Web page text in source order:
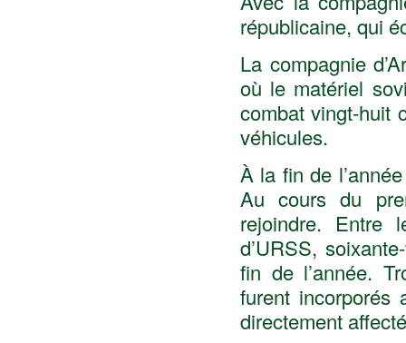
républicaine, qui
La compagnie
où le matériel
combat vingt-huit
véhicules.
À la fin de
Au cours du
rejoindre. Entre
d’URSS,
fin de l’année.
furent incorporés
directement